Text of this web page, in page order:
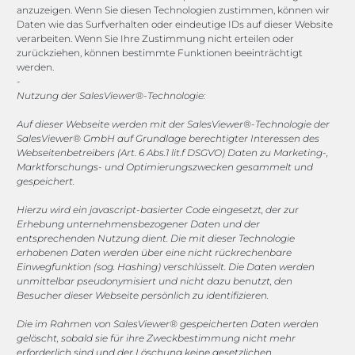
anzuzeigen. Wenn Sie diesen Technologien zustimmen, können wir
Daten wie das Surfverhalten oder eindeutige IDs auf dieser Website
verarbeiten. Wenn Sie Ihre Zustimmung nicht erteilen oder
zurückziehen, können bestimmte Funktionen beeinträchtigt
werden.
-
Nutzung der SalesViewer®-Technologie:
Auf dieser Webseite werden mit der SalesViewer®-Technologie der
SalesViewer® GmbH auf Grundlage berechtigter Interessen des
Webseitenbetreibers (Art. 6 Abs.1 lit.f DSGVO) Daten zu Marketing-,
Marktforschungs- und Optimierungszwecken gesammelt und
gespeichert.
Hierzu wird ein javascript-basierter Code eingesetzt, der zur
Erhebung unternehmensbezogener Daten und der
entsprechenden Nutzung dient. Die mit dieser Technologie
erhobenen Daten werden über eine nicht rückrechenbare
Einwegfunktion (sog. Hashing) verschlüsselt. Die Daten werden
unmittelbar pseudonymisiert und nicht dazu benutzt, den
Besucher dieser Webseite persönlich zu identifizieren.
Die im Rahmen von SalesViewer® gespeicherten Daten werden
gelöscht, sobald sie für ihre Zweckbestimmung nicht mehr
erforderlich sind und der Löschung keine gesetzlichen
Channels
vertrieb@megasoft.de
+49 2173 265 06 0
Mo. - Do. 08:00 - 17:00 Uhr
Fr. 08:00 - 15:00 Uhr
Sponsoring
1. FC Monheim
COOKIE-RICHTLINIE (EU)